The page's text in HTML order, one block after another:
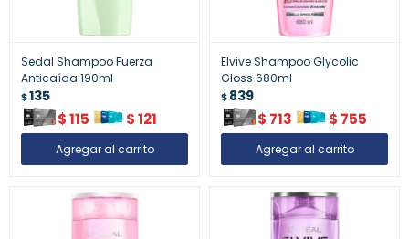
Sedal Shampoo Fuerza
Anticaída 190ml
$135
$115 $121
Elvive Shampoo Glycolic
Gloss 680ml
$839
$ 713 $ 755